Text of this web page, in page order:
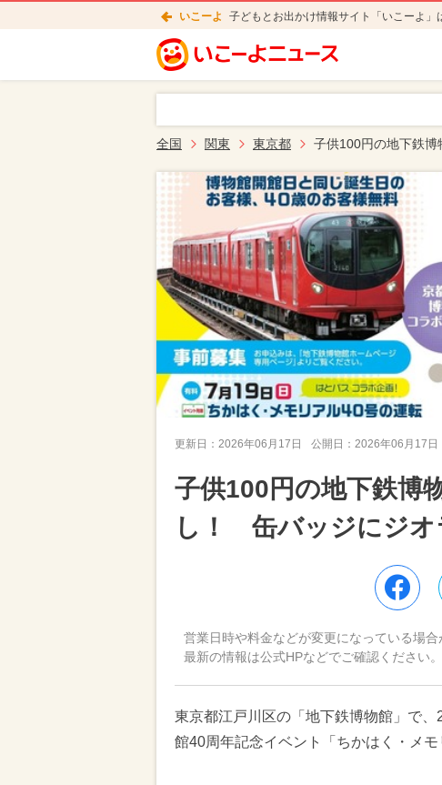
いこーよ 子どもとお出かけ情報サイト「いこーよ」
全国 関東 東京都 子供100円の地下鉄
更新日： 2026年06月17日 公開日： 2026年06月17日
子供100円の地下鉄博
し！ 缶バッジにジオ
営業日時や料金などが変更になっている場合
最新の情報は公式HPなどでご確認ください。
東京都江戸川区の「地下鉄博物館」で
館40周年記念イベント「ちかはく・メモ